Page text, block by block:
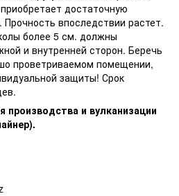
достаточную
впоследствии растет.
более 5 см. должны
и внутренней сторон. Беречь
проветриваемом помещении,
защиты! Срок
производства и вулканизации